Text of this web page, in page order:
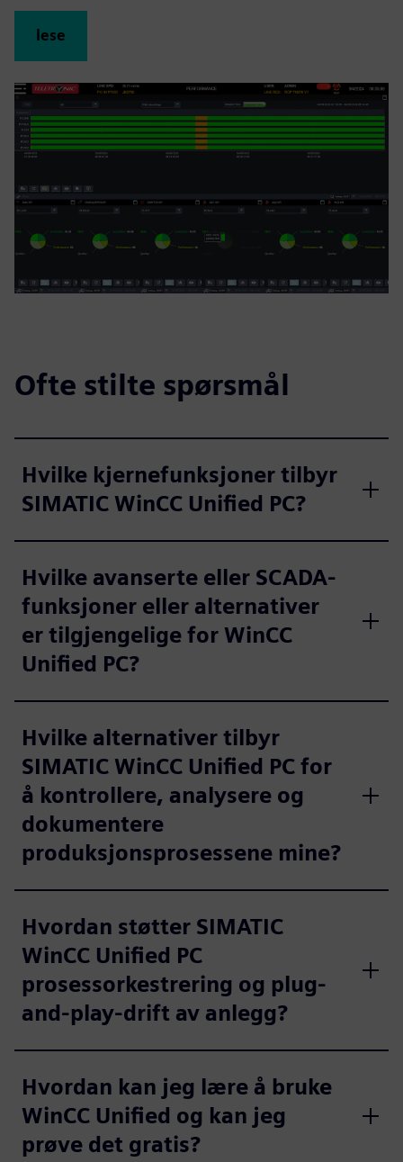
lese
Ofte stilte spørsmål
Hvilke kjernefunksjoner tilbyr
SIMATIC WinCC Unified PC?
Hvilke avanserte eller SCADA-
funksjoner eller alternativer
er tilgjengelige for WinCC
Unified PC?
Hvilke alternativer tilbyr
SIMATIC WinCC Unified PC for
å kontrollere, analysere og
dokumentere
produksjonsprosessene mine?
Hvordan støtter SIMATIC
WinCC Unified PC
prosessorkestrering og plug-
and-play-drift av anlegg?
Hvordan kan jeg lære å bruke
WinCC Unified og kan jeg
prøve det gratis?